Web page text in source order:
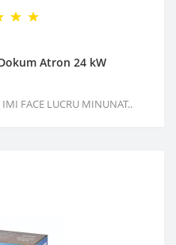
Atron 24 kW
FACE LUCRU MINUNAT..